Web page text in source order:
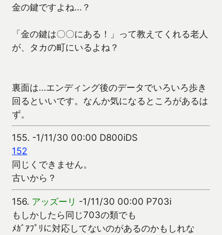
金の鍵ですよね…？
「金の鍵は〇〇にある！」って教えてくれる老人
が、タカの町にいるよね？
裏面は…エンディング後のデータでいろいろ歩き
回るといいです。なんか気になるところがあるは
ず。
155. -1/11/30 00:00 D800iDS
152
同じくできません。
古いから？
156. アッズーリ -1/11/30 00:00 P703i
もしかしたら同じ703の類でも
ﾒｶﾞｱﾌﾟﾘに対応してないのがあるのかもしれな